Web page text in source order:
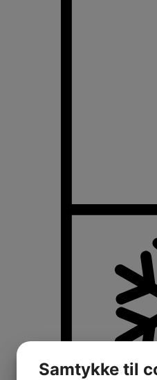
Samtykke til